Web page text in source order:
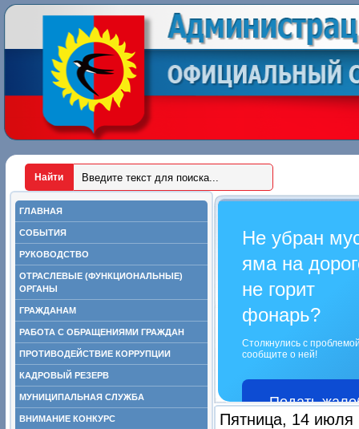
ГЛАВНАЯ
СОБЫТИЯ
РУКОВОДСТВО
ОТРАСЛЕВЫЕ (ФУНКЦИОНАЛЬНЫЕ)
ОРГАНЫ
ГРАЖДАНАМ
РАБОТА С ОБРАЩЕНИЯМИ ГРАЖДАН
ПРОТИВОДЕЙСТВИЕ КОРРУПЦИИ
КАДРОВЫЙ РЕЗЕРВ
МУНИЦИПАЛЬНАЯ СЛУЖБА
ВНИМАНИЕ КОНКУРС
Не убран
яма на
не горит
фонарь?
Столкнулись с
сообщите о ней!
Подать
Пятница, 14 июля